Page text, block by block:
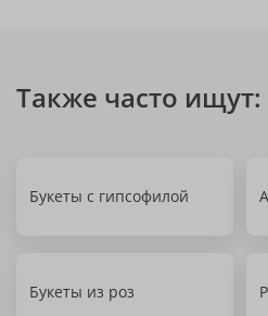
Также часто ищут:
Букеты с гипсофилой
Букеты из роз